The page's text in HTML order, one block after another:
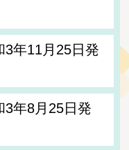
年11月25日発
年8月25日発